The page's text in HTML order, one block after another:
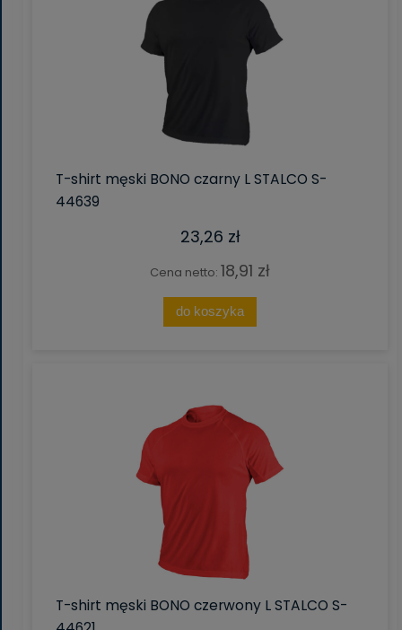
T-shirt męski BONO czarny L STALCO S-
44639
23,26 zł
Cena netto: 18,91 zł
do koszyka
T-shirt męski BONO czerwony L STALCO S-